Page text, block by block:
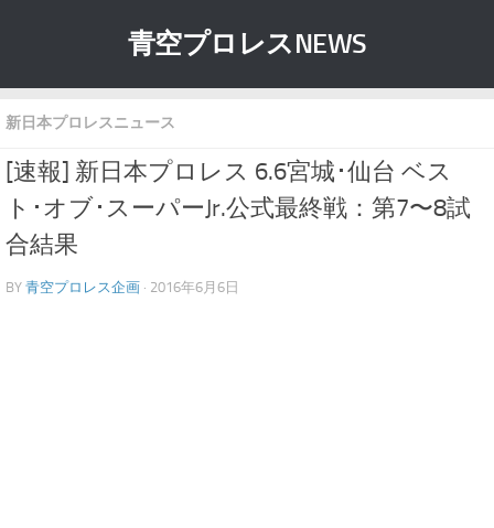
青空プロレスNEWS
新日本プロレスニュース
[速報] 新日本プロレス 6.6宮城･仙台 ベス
ト･オブ･スーパーJr.公式最終戦：第7〜8試
合結果
BY 青空プロレス企画 · 2016年6月6日